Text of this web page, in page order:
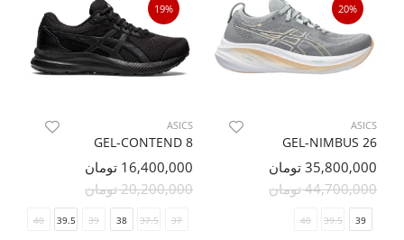
20%
ASICS
GEL-NIMBUS 26
35,800,000 تومان
44,700,000 تومان
39
39.5
40
19%
ASICS
GEL-CONTEND 8
16,400,000 تومان
20,200,000 تومان
37
37.5
38
39
39.5
40